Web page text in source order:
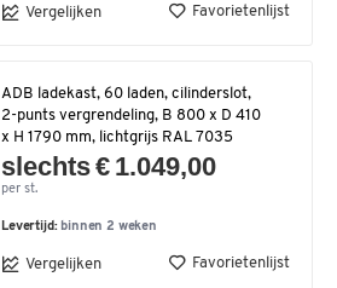
Vergelijken Favorietenlijst
ADB ladekast, 60 laden, cilinderslot,
2-punts vergrendeling, B 800 x D 410
x H 1790 mm, lichtgrijs RAL 7035
slechts € 1.049,00
per st.
Levertijd: binnen 2 weken
Vergelijken Favorietenlijst